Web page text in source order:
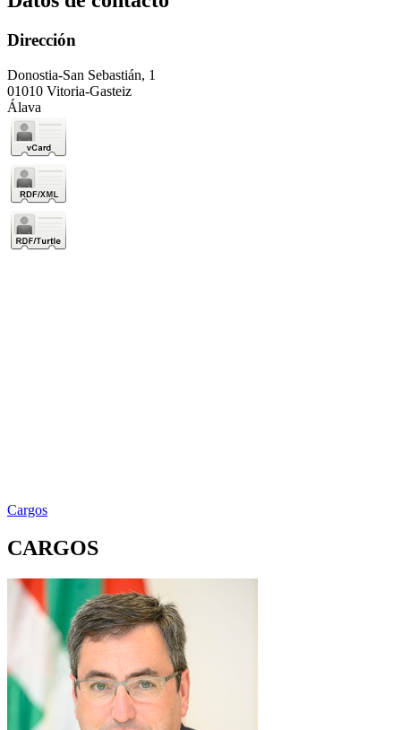
Dirección
Donostia-San Sebastián, 1
01010 Vitoria-Gasteiz
Álava
Cargos
CARGOS